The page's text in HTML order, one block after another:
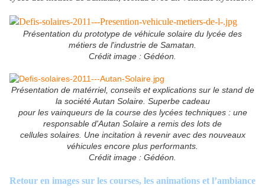
Présentation du prototype de véhicule solaire du lycée des
métiers de l'industrie de Samatan.
Crédit image : Gédéon.
Présentation de matérriel, conseils et explications sur le stand de
la société Autan Solaire. Superbe cadeau
pour les vainqueurs de la course des lycées techniques : une
responsable d'Autan Solaire a remis des lots de
cellules solaires. Une incitation à revenir avec des nouveaux
véhicules encore plus performants.
Crédit image : Gédéon.
Retour en images sur les courses, les animations et l’ambiance